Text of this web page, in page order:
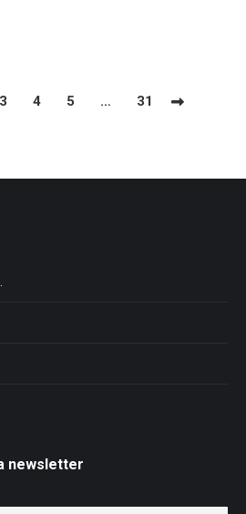
3 4 5 … 31
newsletter